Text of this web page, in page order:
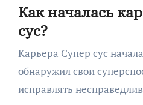
Как началась
сус?
Карьера Супер сус
обнаружил свои
исправлять